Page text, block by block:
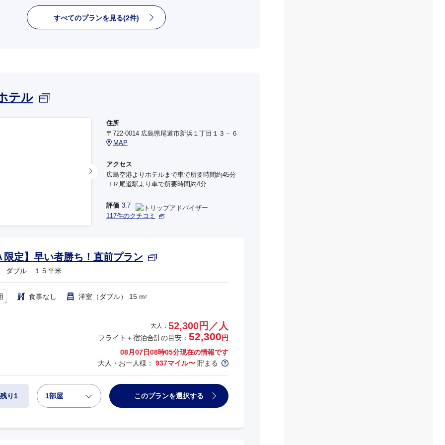
すべてのプランを見る(2件)
テル
住所
〒722-0014 広島県尾道市新浜１丁目１３－６
MAP
アクセス
広島空港よりホテルまで車で所要時間約45分
ＪＲ尾道駅より車で所要時間約4分
評価 3.7
117件のクチコミ
限定】早い者勝ち！直前プラン
ブル １５平米
食事なし 洋室（ダブル） 15 m2
大人： 52,300円／人
フライト＋宿泊合計の目安： 52,300 円
08月07日08時05分現在の情報です
大人・お一人様： 937マイル〜 貯まる
り1 1部屋 このプランを選択する